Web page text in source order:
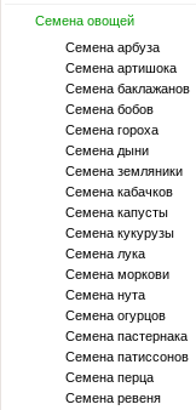
Семена овощей
Семена арбуза
Семена артишока
Семена баклажанов
Семена бобов
Семена гороха
Семена дыни
Семена земляники
Семена кабачков
Семена капусты
Семена кукурузы
Семена лука
Семена моркови
Семена нута
Семена огурцов
Семена пастернака
Семена патиссонов
Семена перца
Семена ревеня